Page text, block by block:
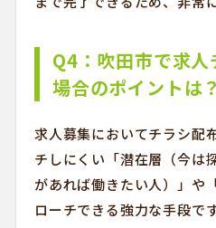
Q4：吹田市で求
場合のポイントは？
求人募集においてチラシ配
チしにくい「潜在層（今は
があれば働きたい人）」や
ローチできる強力な手段です